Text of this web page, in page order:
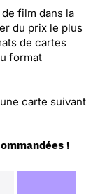
film dans la
du prix le plus
de cartes
format
carte suivant
!